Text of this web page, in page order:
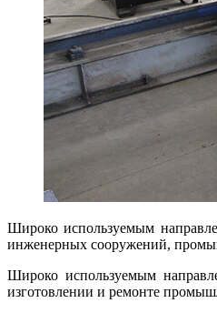
Широко используемым
инженерных сооружений,
Широко используемым
изготовлении и ремонте